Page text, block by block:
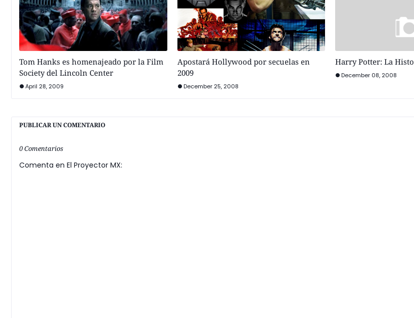
Tom Hanks es homenajeado por la Film
Society del Lincoln Center
April 28, 2009
Apostará Hollywood por secuelas en
2009
December 25, 2008
Harry Potter: La
December 08, 2008
PUBLICAR UN COMENTARIO
0 Comentarios
Comenta en El Proyector MX: